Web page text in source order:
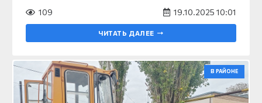
109
19.10.2025 10:01
ЧИТАТЬ ДАЛЕЕ
В РАЙОНЕ